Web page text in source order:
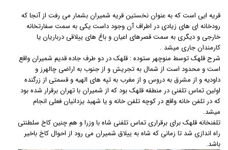
قریه ایی است که به عنوان نخستین قریه شمیران بشمار می رفت از آنجا که
رودخانه ای های زیادی در اطراف آن وجود داست یکی به سمت سفارتخانه
خارجی و دیگری به سمت قصرهای اعیان و باغ های ییلاقی درباریان یا
کارمندان جاری میشد .
شرح قلهک توسط منوچهر ستوده : قلهک در دو طرف جاده قدیم شمیران واقع
است و محدود است از شمال به تجریش و از جنوب به اراضی چالهرز و
داودیه و از مشرق به دروس و از مغرب به تپه های الهیه و قسمتی از زرگنده
اولین تماس تلفنی در منطقه قلهک بود که از شمیران با تهران برقرار شده بود
که در تلفن خانه واقع در کوچه تلفن خانه و یا شهید یزدانیان فعلی انجام
میشد.
تلفنخانه قلهک برای برقراری تماس تلفنی شاه با وزرا و هم چنین کاخ سلطنتی
راه اندازی شد تا زمانی که شاه به ییلاق شمیران می رود از احوال کاخ باخیر
باشد.